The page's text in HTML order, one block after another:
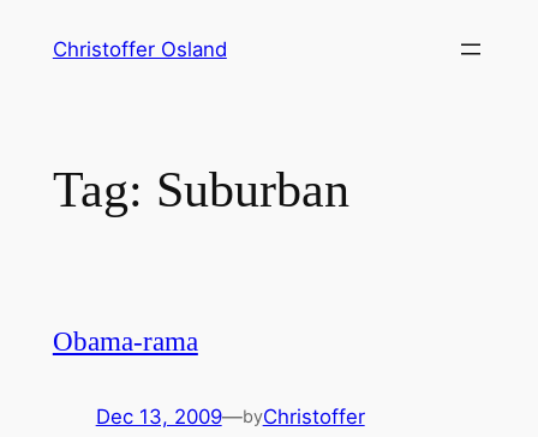
Christoffer Osland
Tag: Suburban
Obama-rama
Dec 13, 2009—byChristoffer